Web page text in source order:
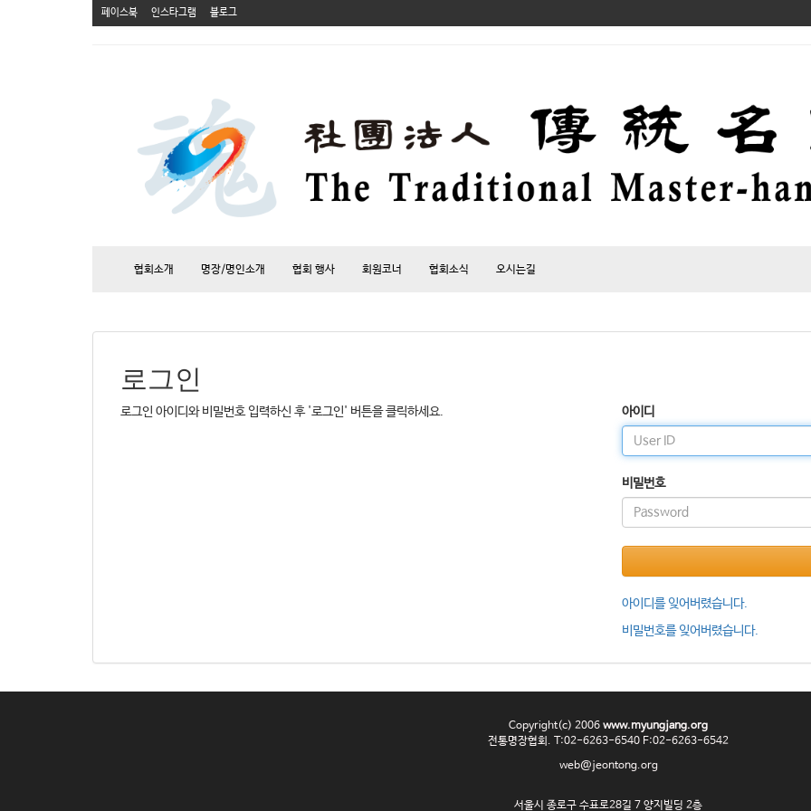
페이스북 인스타그램 블로그
협회소개 명장/명인소개 협회 행사 회원코너 협회소식 오시는길
로그인
로그인 아이디와 비밀번호 입력하신 후 '로그인' 버튼을 클릭하세요. 아이디
비밀번호
아이디를 잊어버렸습니다.
비밀번호를 잊어버렸습니다.
Copyright(c) 2006 www.myungjang.org
전통명장협회. T:02-6263-6540 F:02-6263-6542
web@jeontong.org
서울시 종로구 수표로28길 7 양지빌딩 2층